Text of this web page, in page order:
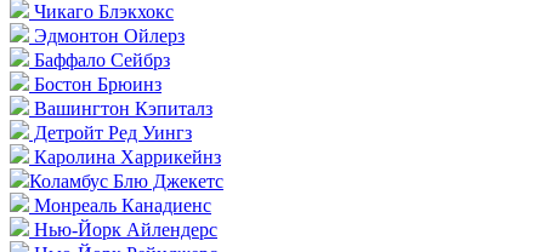
Чикаго Блэкхокс
Эдмонтон Ойлерз
Баффало Сейбрз
Бостон Брюинз
Вашингтон Кэпиталз
Детройт Ред Уингз
Каролина Харрикейнз
Коламбус Блю Джекетс
Монреаль Канадиенс
Нью-Йорк Айлендерс